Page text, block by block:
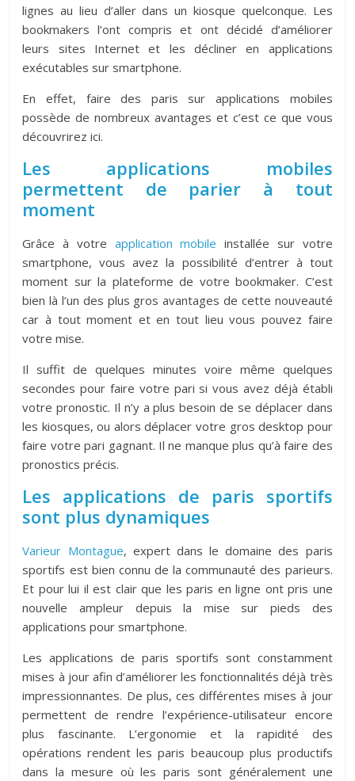
lignes au lieu d’aller dans un kiosque quelconque. Les
bookmakers l’ont compris et ont décidé d’améliorer
leurs sites Internet et les décliner en applications
exécutables sur smartphone.
En effet, faire des paris sur applications mobiles
possède de nombreux avantages et c’est ce que vous
découvrirez ici.
Les applications mobiles
permettent de parier à tout
moment
Grâce à votre application mobile installée sur votre
smartphone, vous avez la possibilité d’entrer à tout
moment sur la plateforme de votre bookmaker. C’est
bien là l’un des plus gros avantages de cette nouveauté
car à tout moment et en tout lieu vous pouvez faire
votre mise.
Il suffit de quelques minutes voire même quelques
secondes pour faire votre pari si vous avez déjà établi
votre pronostic. Il n’y a plus besoin de se déplacer dans
les kiosques, ou alors déplacer votre gros desktop pour
faire votre pari gagnant. Il ne manque plus qu’à faire des
pronostics précis.
Les applications de paris sportifs
sont plus dynamiques
Varieur Montague, expert dans le domaine des paris
sportifs est bien connu de la communauté des parieurs.
Et pour lui il est clair que les paris en ligne ont pris une
nouvelle ampleur depuis la mise sur pieds des
applications pour smartphone.
Les applications de paris sportifs sont constamment
mises à jour afin d’améliorer les fonctionnalités déjà très
impressionnantes. De plus, ces différentes mises à jour
permettent de rendre l’expérience-utilisateur encore
plus fascinante. L’ergonomie et la rapidité des
opérations rendent les paris beaucoup plus productifs
dans la mesure où les paris sont généralement une